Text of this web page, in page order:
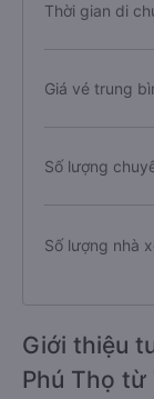
Thời gian di
Giá vé trung
Số lượng
Số lượng nhà
Giới thiệu
Phú Thọ từ